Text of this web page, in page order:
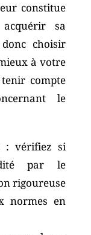
constitue
sa
choisir
à votre
compte
le
: vérifiez si
par le
rigoureuse
normes en